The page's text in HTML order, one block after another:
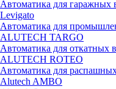
Автоматика для гаражных
Levigato
Автоматика для
ALUTECH TARGO
Автоматика для откатных
ALUTECH ROTEO
Автоматика для
Alutech AMBO